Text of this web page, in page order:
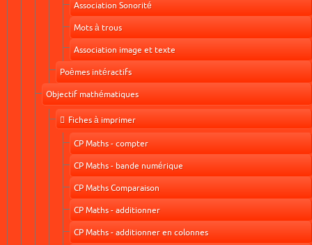
Association Sonorité
Mots à trous
Association image et texte
Poèmes intéractifs
Objectif mathématiques
Fiches à imprimer
CP Maths - compter
CP Maths - bande numérique
CP Maths Comparaison
CP Maths - additionner
CP Maths - additionner en colonnes